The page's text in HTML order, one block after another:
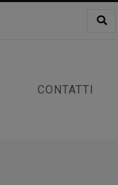
CONTATTI